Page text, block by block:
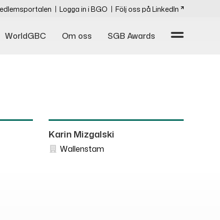
Logga in i BGO Följ oss på LinkedIn
WorldGBC Om oss SGB Awards
Karin Mizgalski
Wallenstam